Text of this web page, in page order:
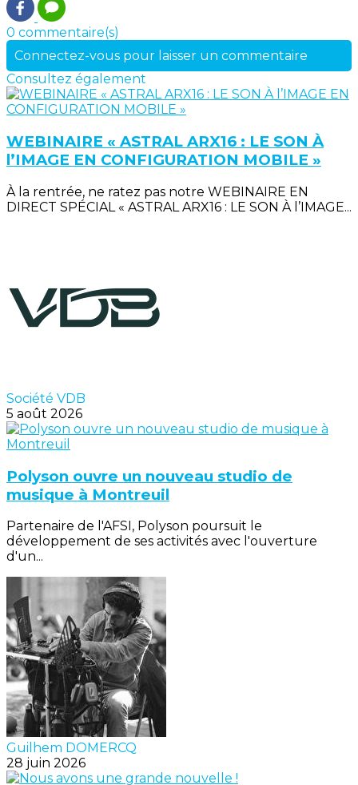
0 commentaire(s)
Connectez-vous pour laisser un commentaire
Consultez également
WEBINAIRE « ASTRAL ARX16 : LE SON À
l’IMAGE EN CONFIGURATION MOBILE »
À la rentrée, ne ratez pas notre WEBINAIRE EN
DIRECT SPÉCIAL « ASTRAL ARX16 : LE SON À l’IMAGE...
Société VDB
5 août 2026
Polyson ouvre un nouveau studio de
musique à Montreuil
Partenaire de l'AFSI, Polyson poursuit le
développement de ses activités avec l'ouverture
d'un...
Guilhem DOMERCQ
28 juin 2026